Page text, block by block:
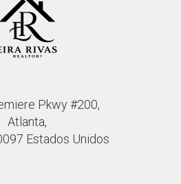
Pkwy #200,
Atlanta,
Estados Unidos